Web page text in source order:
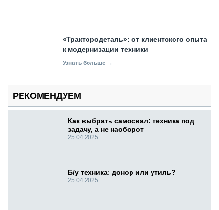
«Трактородеталь»: от клиентского опыта
к модернизации техники
Узнать больше →
РЕКОМЕНДУЕМ
Как выбрать самосвал: техника под
задачу, а не наоборот
25.04.2025
Б/у техника: донор или утиль?
25.04.2025